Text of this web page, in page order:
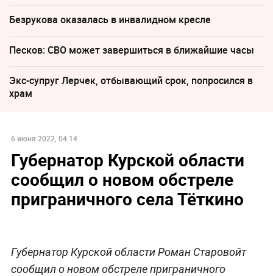
Безрукова оказалась в инвалидном кресле
Песков: СВО может завершиться в ближайшие часы
Экс-супруг Лерчек, отбывающий срок, попросился в
храм
6 июня 2022, 04:14
Губернатор Курской области
сообщил о новом обстреле
приграничного села Тёткино
Губернатор Курской области Роман Старовойт
сообщил о новом обстреле приграничного